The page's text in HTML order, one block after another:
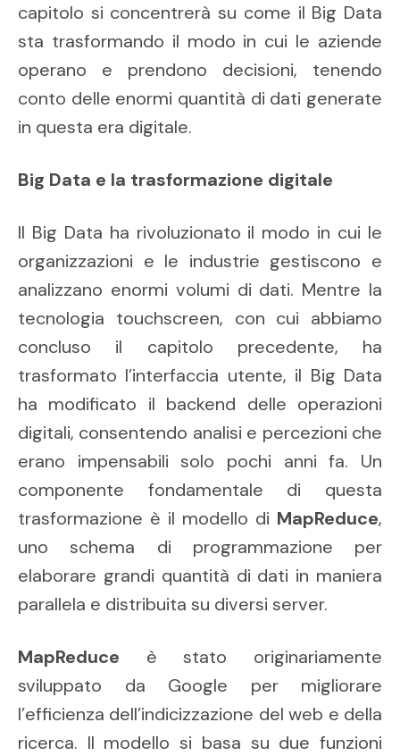
capitolo si concentrerà su come il Big Data
sta trasformando il modo in cui le aziende
operano e prendono decisioni, tenendo
conto delle enormi quantità di dati generate
in questa era digitale.
Big Data e la trasformazione digitale
Il Big Data ha rivoluzionato il modo in cui le
organizzazioni e le industrie gestiscono e
analizzano enormi volumi di dati. Mentre la
tecnologia touchscreen, con cui abbiamo
concluso il capitolo precedente, ha
trasformato l’interfaccia utente, il Big Data
ha modificato il backend delle operazioni
digitali, consentendo analisi e percezioni che
erano impensabili solo pochi anni fa. Un
componente fondamentale di questa
trasformazione è il modello di MapReduce,
uno schema di programmazione per
elaborare grandi quantità di dati in maniera
parallela e distribuita su diversi server.
MapReduce è stato originariamente
sviluppato da Google per migliorare
l’efficienza dell’indicizzazione del web e della
ricerca. Il modello si basa su due funzioni